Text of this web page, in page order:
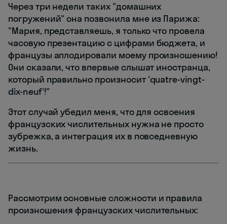
Через три недели таких "домашних
погружений" она позвонила мне из Парижа:
"Мария, представляешь, я только что провела
часовую презентацию с цифрами бюджета, и
французы аплодировали моему произношению!
Они сказали, что впервые слышат иностранца,
который правильно произносит 'quatre-vingt-
dix-neuf'!"
Этот случай убедил меня, что для освоения
французских числительных нужна не просто
зубрежка, а интеграция их в повседневную
жизнь.
Рассмотрим основные сложности и правила
произношения французских числительных: